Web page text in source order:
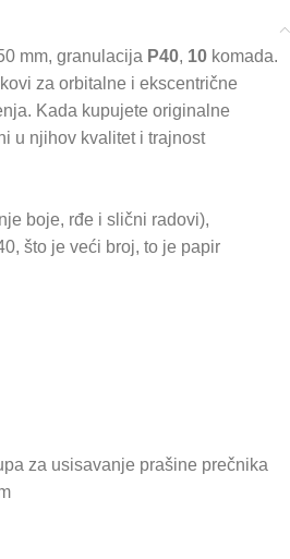
mm, granulacija P40, 10 komada.
za orbitalne i ekscentrične
Kada kupujete originalne
u njihov kvalitet i trajnost
boje, rđe i slični radovi),
što je veći broj, to je papir
za usisavanje prašine prečnika